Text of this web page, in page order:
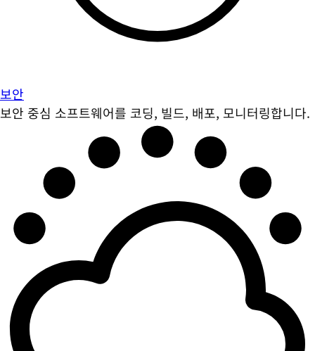
보안
보안 중심 소프트웨어를 코딩, 빌드, 배포, 모니터링합니다.